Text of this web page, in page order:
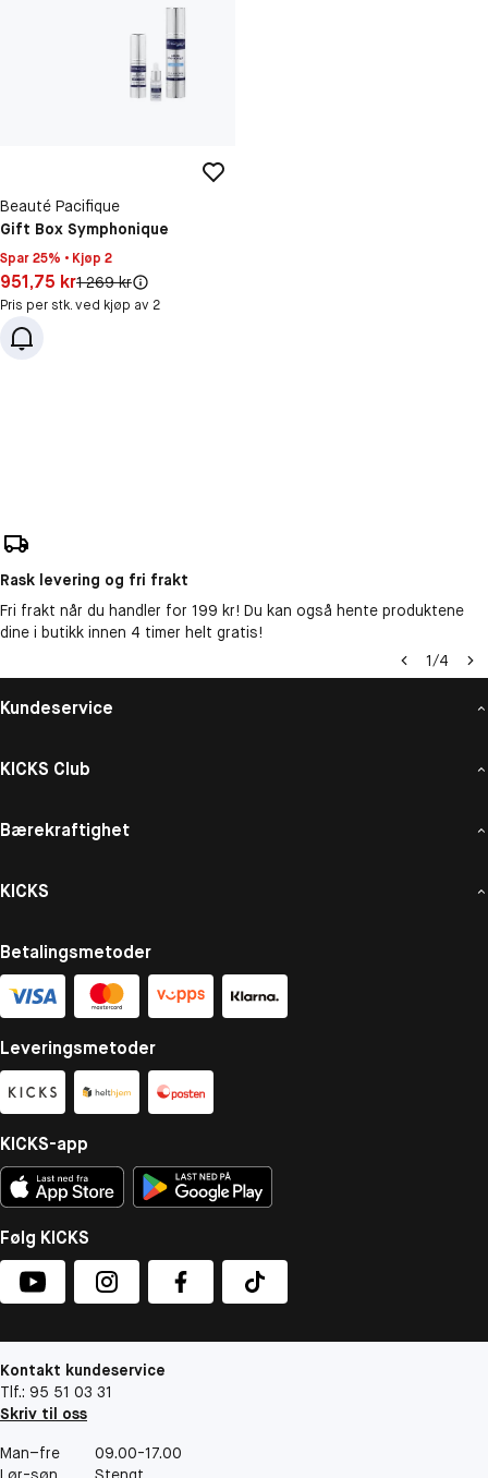
Beauté Pacifique
Gift Box Symphonique
Spar 25% • Kjøp 2
Pris: 951,75 kr
951,75 krOriginal pris:
1 269 kr
Pris per stk. ved kjøp av 2
Rask levering og fri frakt
Fri frakt når du handler for 199 kr! Du kan også hente produktene
dine i butikk innen 4 timer helt gratis!
1/4
Kundeservice
KICKS Club
Bærekraftighet
KICKS
Betalingsmetoder
Leveringsmetoder
KICKS-app
Følg KICKS
Kontakt kundeservice
Tlf.: 95 51 03 31
Skriv til oss
Man–fre
09.00-17.00